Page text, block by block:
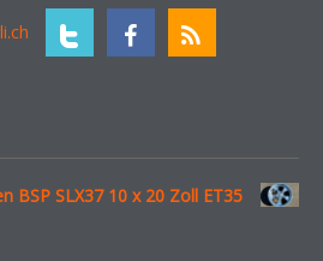
BSP SLX37 10 x 20 Zoll ET35